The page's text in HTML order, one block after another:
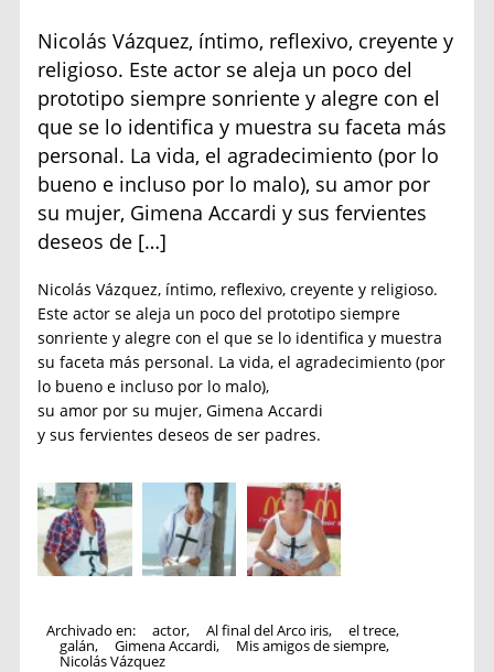
Nicolás Vázquez, íntimo, reflexivo, creyente y
religioso. Este actor se aleja un poco del
prototipo siempre sonriente y alegre con el
que se lo identifica y muestra su faceta más
personal. La vida, el agradecimiento (por lo
bueno e incluso por lo malo), su amor por
su mujer, Gimena Accardi y sus fervientes
deseos de […]
Nicolás Vázquez, íntimo, reflexivo, creyente y religioso.
Este actor se aleja un poco del prototipo siempre
sonriente y alegre con el que se lo identifica y muestra
su faceta más personal. La vida, el agradecimiento (por
lo bueno e incluso por lo malo),
su amor por su mujer, Gimena Accardi
y sus fervientes deseos de ser padres.
Archivado en: actor, Al final del Arco iris, el trece,
galán, Gimena Accardi, Mis amigos de siempre,
Nicolás Vázquez